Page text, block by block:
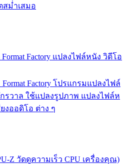
สม่ำเสมอ
Format Factory แปลงไฟล์หนัง วิดีโอ
Factory โปรแกรมแปลงไฟล์
รวาล ใช้แปลงรูปภาพ แปลงไฟล์ห
งออดิโอ ต่าง ๆ
Z วัดดูความเร็ว CPU เครื่องคุณ)